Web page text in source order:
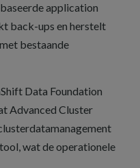
application
back-ups en herstelt
bestaande
Data Foundation
Advanced Cluster
wat de operationele